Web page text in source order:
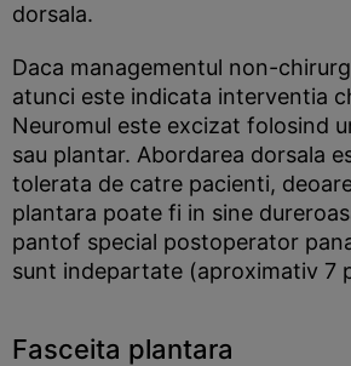
dorsala.
Daca managementul non-
atunci este indicata interventia
Neuromul este excizat folosind
sau plantar. Abordarea dorsala
tolerata de catre pacienti,
plantara poate fi in sine
pantof special postoperator
sunt indepartate (aproximativ 7
Fasceita plantara